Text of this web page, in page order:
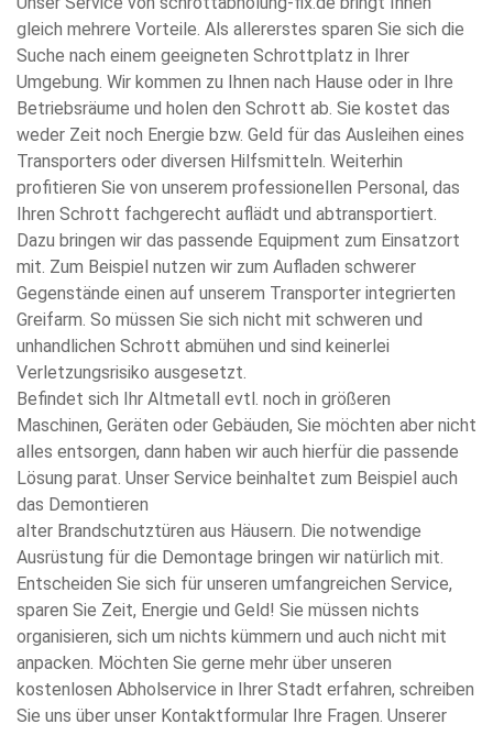
gleich mehrere Vorteile. Als allererstes sparen Sie sich die
Suche nach einem geeigneten Schrottplatz in Ihrer
Umgebung. Wir kommen zu Ihnen nach Hause oder in Ihre
Betriebsräume und holen den Schrott ab. Sie kostet das
weder Zeit noch Energie bzw. Geld für das Ausleihen eines
Transporters oder diversen Hilfsmitteln. Weiterhin
profitieren Sie von unserem professionellen Personal, das
Ihren Schrott fachgerecht auflädt und abtransportiert.
Dazu bringen wir das passende Equipment zum Einsatzort
mit. Zum Beispiel nutzen wir zum Aufladen schwerer
Gegenstände einen auf unserem Transporter integrierten
Greifarm. So müssen Sie sich nicht mit schweren und
unhandlichen Schrott abmühen und sind keinerlei
Verletzungsrisiko ausgesetzt.
Befindet sich Ihr Altmetall evtl. noch in größeren
Maschinen, Geräten oder Gebäuden, Sie möchten aber nicht
alles entsorgen, dann haben wir auch hierfür die passende
Lösung parat. Unser Service beinhaltet zum Beispiel auch
das Demontieren
alter Brandschutztüren aus Häusern. Die notwendige
Ausrüstung für die Demontage bringen wir natürlich mit.
Entscheiden Sie sich für unseren umfangreichen Service,
sparen Sie Zeit, Energie und Geld! Sie müssen nichts
organisieren, sich um nichts kümmern und auch nicht mit
anpacken. Möchten Sie gerne mehr über unseren
kostenlosen Abholservice in Ihrer Stadt erfahren, schreiben
Sie uns über unser Kontaktformular Ihre Fragen. Unserer